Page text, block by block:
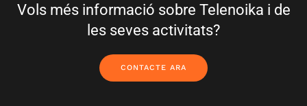
Vols més informació sobre Telenoika i de
les seves activitats?
CONTACTE ARA